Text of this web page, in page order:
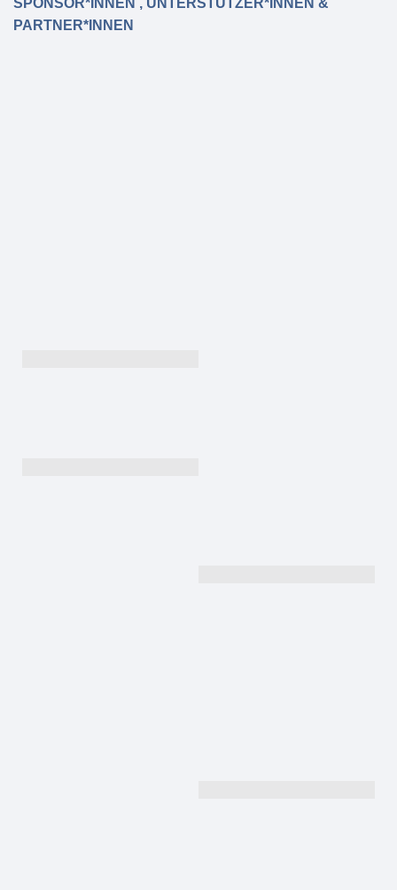
SPONSOR*INNEN , UNTERSTÜTZER*INNEN &
PARTNER*INNEN